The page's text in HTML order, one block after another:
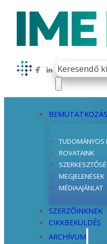
Follow us on
Follow us on
Keresés
BEMUTATKOZÁS
TUDOMÁNYOS
ROVATAINK
MEGJELENÉSEK
MÉDIAAJÁNLAT
SZERZŐINKNEK
CIKKBEKÜLDÉS
ARCHÍVUM